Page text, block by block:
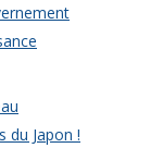
du Japon !